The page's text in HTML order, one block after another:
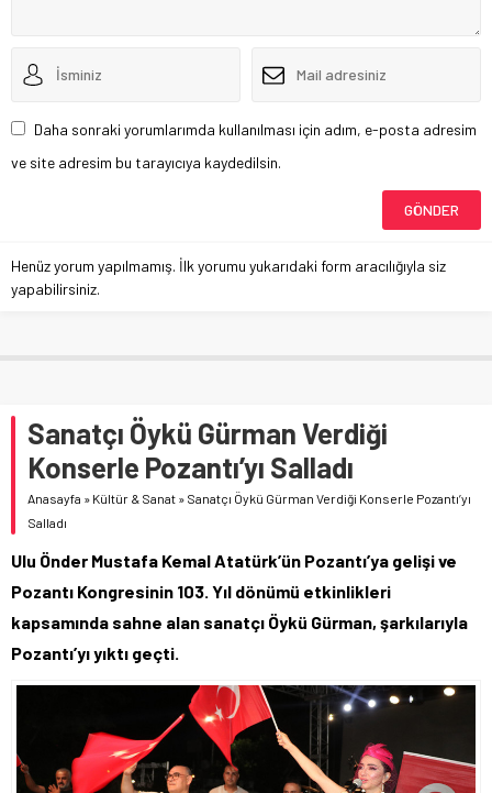
Daha sonraki yorumlarımda kullanılması için adım, e-posta adresim
ve site adresim bu tarayıcıya kaydedilsin.
Henüz yorum yapılmamış. İlk yorumu yukarıdaki form aracılığıyla siz
yapabilirsiniz.
Sanatçı Öykü Gürman Verdiği
Konserle Pozantı’yı Salladı
Anasayfa » Kültür & Sanat » Sanatçı Öykü Gürman Verdiği Konserle Pozantı’yı
Salladı
Ulu Önder Mustafa Kemal Atatürk’ün Pozantı’ya gelişi ve
Pozantı Kongresinin 103. Yıl dönümü etkinlikleri
kapsamında sahne alan sanatçı Öykü Gürman, şarkılarıyla
Pozantı’yı yıktı geçti.